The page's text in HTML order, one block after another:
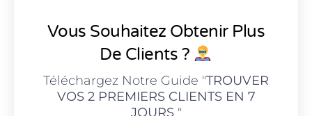
Vous Souhaitez Obtenir Plus
De Clients ?
Téléchargez Notre Guide "TROUVER
VOS 2 PREMIERS CLIENTS EN 7
JOURS"